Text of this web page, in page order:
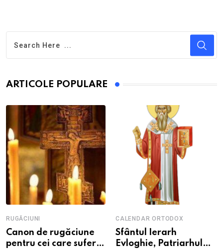
ARTICOLE POPULARE
RUGĂCIUNI
Canon de rugăciune
pentru cei care suferă
CALENDAR ORTODOX
Sfântul Ierarh
Evloghie, Patriarhul